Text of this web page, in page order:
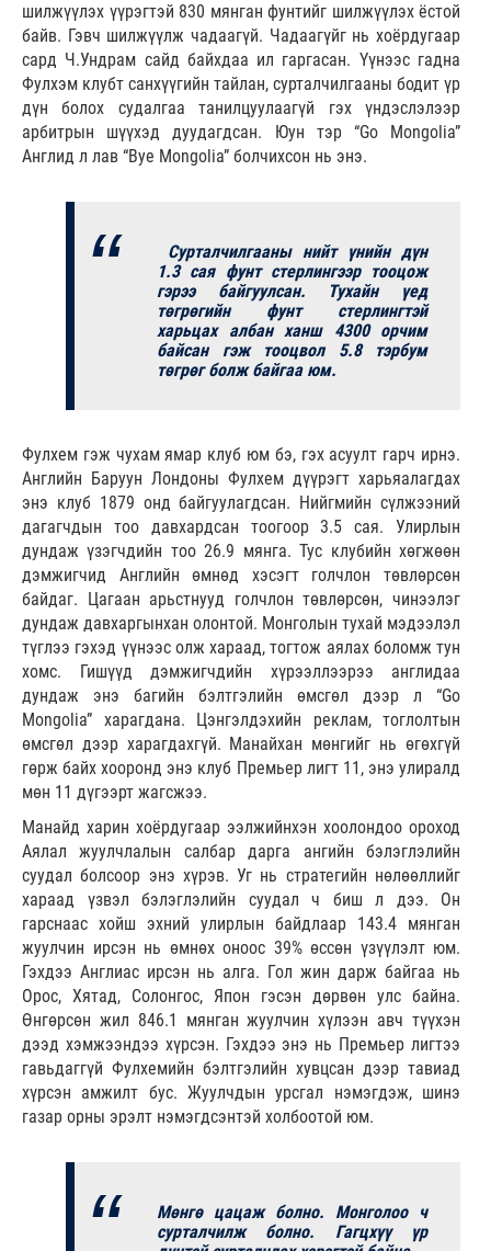
шилжүүлэх үүрэгтэй 830 мянган фунтийг шилжүүлэх ёстой
байв. Гэвч шилжүүлж чадаагүй. Чадаагүйг нь хоёрдугаар
сард Ч.Ундрам сайд байхдаа ил гаргасан. Үүнээс гадна
Фулхэм клубт санхүүгийн тайлан, сурталчилгааны бодит үр
дүн болох судалгаа танилцуулаагүй гэх үндэслэлээр
арбитрын шүүхэд дуудагдсан. Юун тэр “Go Mongolia”
Англид л лав “Bye Mongolia” болчихсон нь энэ.
Сурталчилгааны нийт үнийн дүн
1.3 сая фунт стерлингээр тооцож
гэрээ байгуулсан. Тухайн үед
төгрөгийн фунт стерлингтэй
харьцах албан ханш 4300 орчим
байсан гэж тооцвол 5.8 тэрбум
төгрөг болж байгаа юм.
Фулхем гэж чухам ямар клуб юм бэ, гэх асуулт гарч ирнэ.
Английн Баруун Лондоны Фулхем дүүрэгт харьяалагдах
энэ клуб 1879 онд байгуулагдсан. Нийгмийн сүлжээний
дагагчдын тоо давхардсан тоогоор 3.5 сая. Улирлын
дундаж үзэгчдийн тоо 26.9 мянга. Тус клубийн хөгжөөн
дэмжигчид Английн өмнөд хэсэгт голчлон төвлөрсөн
байдаг. Цагаан арьстнууд голчлон төвлөрсөн, чинээлэг
дундаж давхаргынхан олонтой. Монголын тухай мэдээлэл
түглээ гэхэд үүнээс олж хараад, тогтож аялах боломж тун
хомс. Гишүүд дэмжигчдийн хүрээллээрээ англидаа
дундаж энэ багийн бэлтгэлийн өмсгөл дээр л “Go
Mongolia” харагдана. Цэнгэлдэхийн реклам, тоглолтын
өмсгөл дээр харагдахгүй. Манайхан мөнгийг нь өгөхгүй
гөрж байх хооронд энэ клуб Премьер лигт 11, энэ улиралд
мөн 11 дүгээрт жагсжээ.
Манайд харин хоёрдугаар ээлжийнхэн хоолондоо ороход
Аялал жуулчлалын салбар дарга ангийн бэлэглэлийн
суудал болсоор энэ хүрэв. Уг нь стратегийн нөлөөллийг
хараад үзвэл бэлэглэлийн суудал ч биш л дээ. Он
гарснаас хойш эхний улирлын байдлаар 143.4 мянган
жуулчин ирсэн нь өмнөх оноос 39% өссөн үзүүлэлт юм.
Гэхдээ Англиас ирсэн нь алга. Гол жин дарж байгаа нь
Орос, Хятад, Солонгос, Япон гэсэн дөрвөн улс байна.
Өнгөрсөн жил 846.1 мянган жуулчин хүлээн авч түүхэн
дээд хэмжээндээ хүрсэн. Гэхдээ энэ нь Премьер лигтээ
гавьдаггүй Фулхемийн бэлтгэлийн хувцсан дээр тавиад
хүрсэн амжилт бус. Жуулчдын урсгал нэмэгдэж, шинэ
газар орны эрэлт нэмэгдсэнтэй холбоотой юм.
Мөнгө цацаж болно. Монголоо ч
сурталчилж болно. Гагцхүү үр